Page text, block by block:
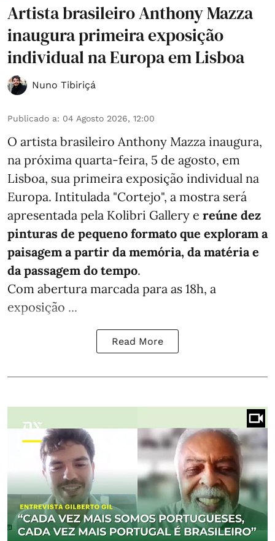
Artista brasileiro Anthony Mazza
inaugura primeira exposição
individual na Europa em Lisboa
Nuno Tibiriçá
Publicado a: 04 Agosto 2026, 12:00
O artista brasileiro Anthony Mazza inaugura,
na próxima quarta-feira, 5 de agosto, em
Lisboa, sua primeira exposição individual na
Europa. Intitulada "Cortejo", a mostra será
apresentada pela Kolibri Gallery e reúne dez
pinturas de pequeno formato que exploram a
paisagem a partir da memória, da matéria e
da passagem do tempo.
Com abertura marcada para as 18h, a
exposição ...
Read More